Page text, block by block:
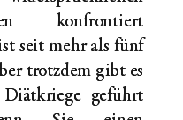
konfrontiert
seit mehr als fünf
trotzdem gibt es
geführt